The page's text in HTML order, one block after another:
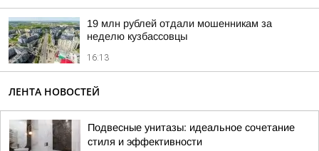
19 млн рублей отдали мошенникам за
неделю кузбассовцы
16:13
ЛЕНТА НОВОСТЕЙ
Подвесные унитазы: идеальное сочетание
стиля и эффективности